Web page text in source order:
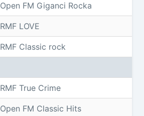
Open FM Giganci Rocka
RMF LOVE
RMF Classic rock
RMF True Crime
Open FM Classic Hits